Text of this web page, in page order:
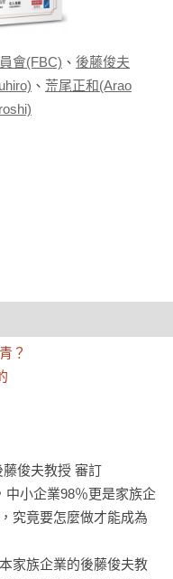
會(FBC) 、 後藤俊夫
、 荒尾正和(Arao
？
俊夫教授 審訂
中小企業98％更是家族企
究竟要怎麼做才能成為
家族企業的後藤俊夫教